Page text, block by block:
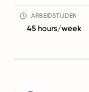
ARBEIDSTIJDEN
45 hours/week